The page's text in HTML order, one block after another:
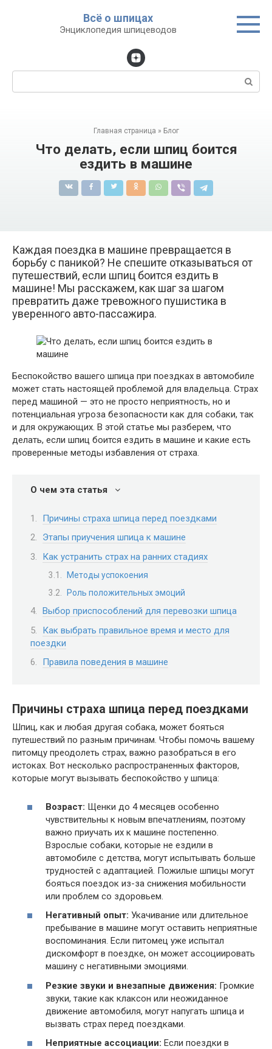
Всё о шпицах
Энциклопедия шпицеводов
Поиск:
Главная страница » Блог
Что делать, если шпиц боится
ездить в машине
Каждая поездка в машине превращается в
борьбу с паникой? Не спешите отказываться от
путешествий, если шпиц боится ездить в
машине! Мы расскажем, как шаг за шагом
превратить даже тревожного пушистика в
уверенного авто-пассажира.
Беспокойство вашего шпица при поездках в автомобиле
может стать настоящей проблемой для владельца. Страх
перед машиной — это не просто неприятность, но и
потенциальная угроза безопасности как для собаки, так
и для окружающих. В этой статье мы разберем, что
делать, если шпиц боится ездить в машине и какие есть
проверенные методы избавления от страха.
О чем эта статья
Причины страха шпица перед поездками
Этапы приучения шпица к машине
Как устранить страх на ранних стадиях
Методы успокоения
Роль положительных эмоций
Выбор приспособлений для перевозки шпица
Как выбрать правильное время и место для
поездки
Правила поведения в машине
Причины страха шпица перед поездками
Шпиц, как и любая другая собака, может бояться
путешествий по разным причинам. Чтобы помочь вашему
питомцу преодолеть страх, важно разобраться в его
истоках. Вот несколько распространенных факторов,
которые могут вызывать беспокойство у шпица:
Возраст: Щенки до 4 месяцев особенно
чувствительны к новым впечатлениям, поэтому
важно приучать их к машине постепенно.
Взрослые собаки, которые не ездили в
автомобиле с детства, могут испытывать больше
трудностей с адаптацией. Пожилые шпицы могут
бояться поездок из-за снижения мобильности
или проблем со здоровьем.
Негативный опыт: Укачивание или длительное
пребывание в машине могут оставить неприятные
воспоминания. Если питомец уже испытал
дискомфорт в поездке, он может ассоциировать
машину с негативными эмоциями.
Резкие звуки и внезапные движения: Громкие
звуки, такие как клаксон или неожиданное
движение автомобиля, могут напугать шпица и
вызвать страх перед поездками.
Неприятные ассоциации: Если поездки в